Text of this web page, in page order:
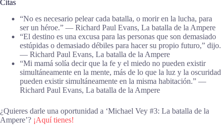
Citas
“No es necesario pelear cada batalla, o morir en la lucha, para
ser un héroe.” ― Richard Paul Evans, La batalla de la Ampere
“El destino es una excusa para las personas que son demasiado
estúpidas o demasiado débiles para hacer su propio futuro,” dijo.
― Richard Paul Evans, La batalla de la Ampere
“Mi mamá solía decir que la fe y el miedo no pueden existir
simultáneamente en la mente, más de lo que la luz y la oscuridad
pueden existir simultáneamente en la misma habitación.” ―
Richard Paul Evans, La batalla de la Ampere
¿Quieres darle una oportunidad a ‘Michael Vey #3: La batalla de la
Ampere’? ¡Aquí tienes!